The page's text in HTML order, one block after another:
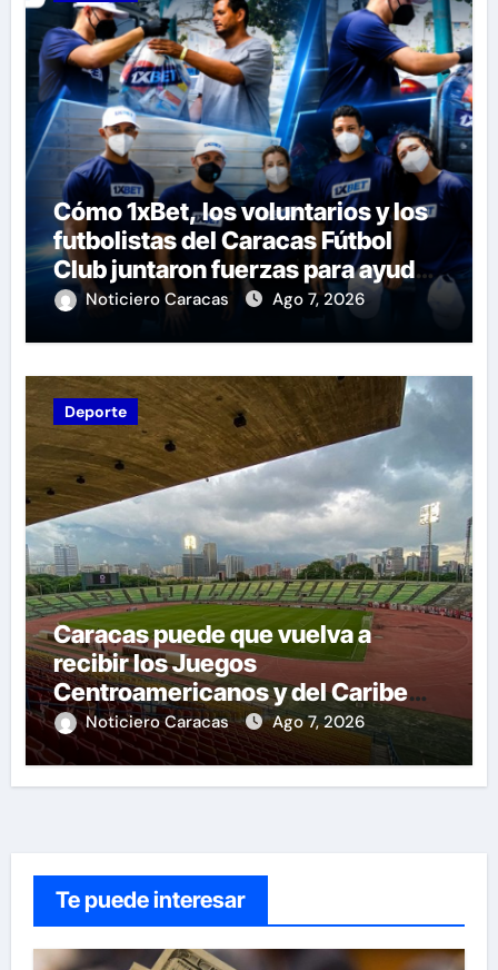
Cómo 1xBet, los voluntarios y los
futbolistas del Caracas Fútbol
Club juntaron fuerzas para ayudar
a las familias de Venezuela
Noticiero Caracas Ago 7, 2026
Deporte
Caracas puede que vuelva a
recibir los Juegos
Centroamericanos y del Caribe
tras mas de 70 años
Noticiero Caracas Ago 7, 2026
Te puede interesar